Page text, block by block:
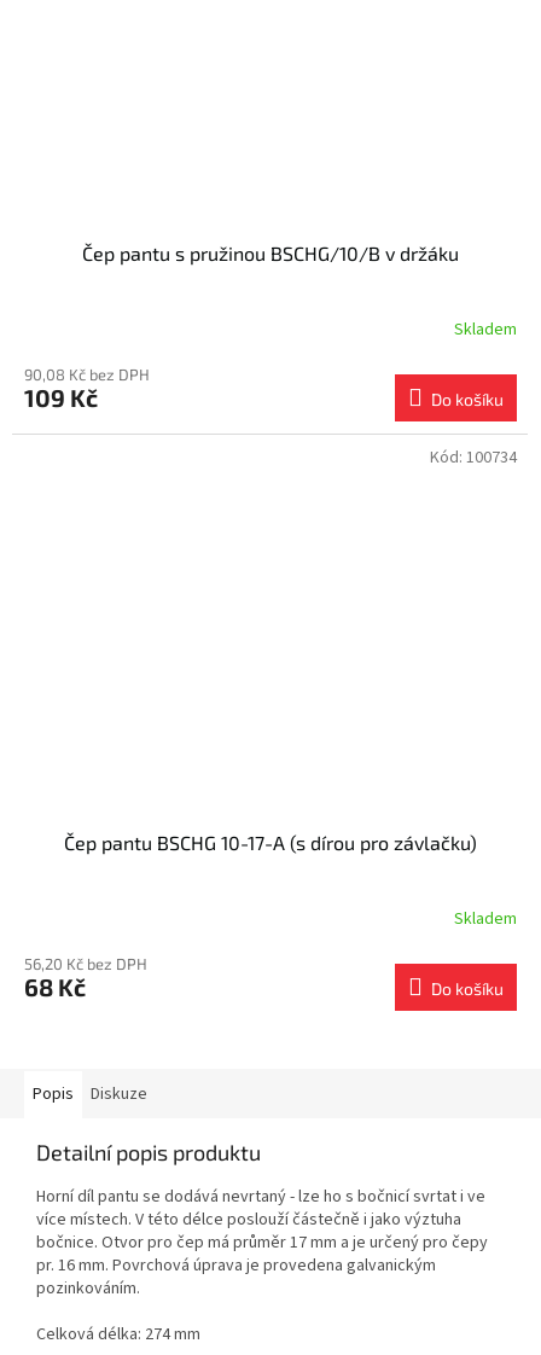
Čep pantu s pružinou BSCHG/10/B v držáku
Skladem
90,08 Kč bez DPH
109 Kč Do košíku
Čep pantu BSCHG 10-17-A (s dírou pro závlačku)
Skladem
56,20 Kč bez DPH
68 Kč Do košíku
Kód: 100734
Popis Diskuze
Detailní popis produktu
Horní díl pantu se dodává nevrtaný - lze ho s bočnicí svrtat i ve
více místech. V této délce poslouží částečně i jako výztuha
bočnice. Otvor pro čep má průměr 17 mm a je určený pro čepy
pr. 16 mm. Povrchová úprava je provedena galvanickým
pozinkováním.
Celková délka: 274 mm